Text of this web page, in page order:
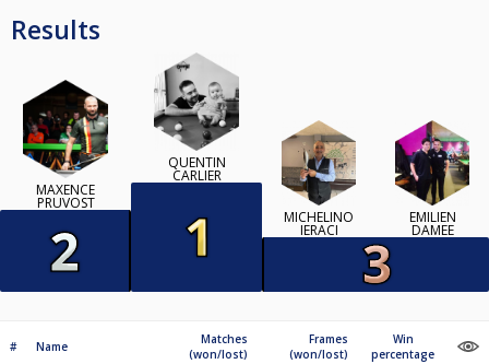
Results
MAXENCE
PRUVOST
QUENTIN
CARLIER
MICHELINO
IERACI
EMILIEN
DAMEE
# Name
Matches
(won/lost)
Frames
(won/lost)
Win
percentage